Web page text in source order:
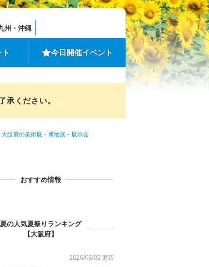
州・沖縄
今日開催イベント
ください。
大阪府の美術展・博物展・展示会
おすすめ情報
夏の人気夏祭りランキング
【大阪府】
2026/08/05 更新